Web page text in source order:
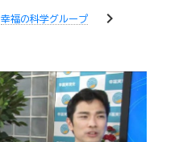
幸福の科学グループ chevron_right